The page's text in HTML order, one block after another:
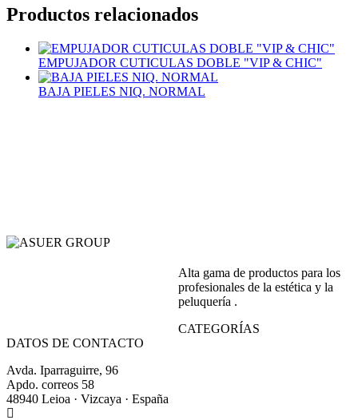
Productos relacionados
EMPUJADOR CUTICULAS DOBLE "VIP & CHIC"
BAJA PIELES NIQ. NORMAL
Alta gama de productos para los
profesionales de la estética y la
peluquería .
CATEGORÍAS
DATOS DE CONTACTO
Avda. Iparraguirre, 96
Apdo. correos 58
48940 Leioa · Vizcaya · España